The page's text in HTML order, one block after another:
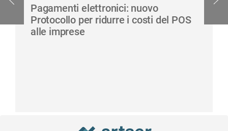
Pagamenti elettronici: nuovo
Protocollo per ridurre i costi del POS
alle imprese